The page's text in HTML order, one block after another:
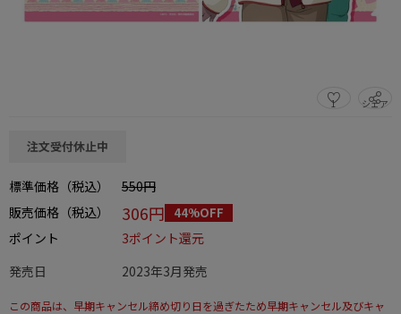
1 シェア
この商品をシェアする
注文受付休止中
標準価格（税込）
550円
販売価格（税込）
306円 44%OFF
ポイント
3ポイント還元
発売日
2023年3月発売
この商品は、早期キャンセル締め切り日を過ぎたため早期キャンセル及びキャ